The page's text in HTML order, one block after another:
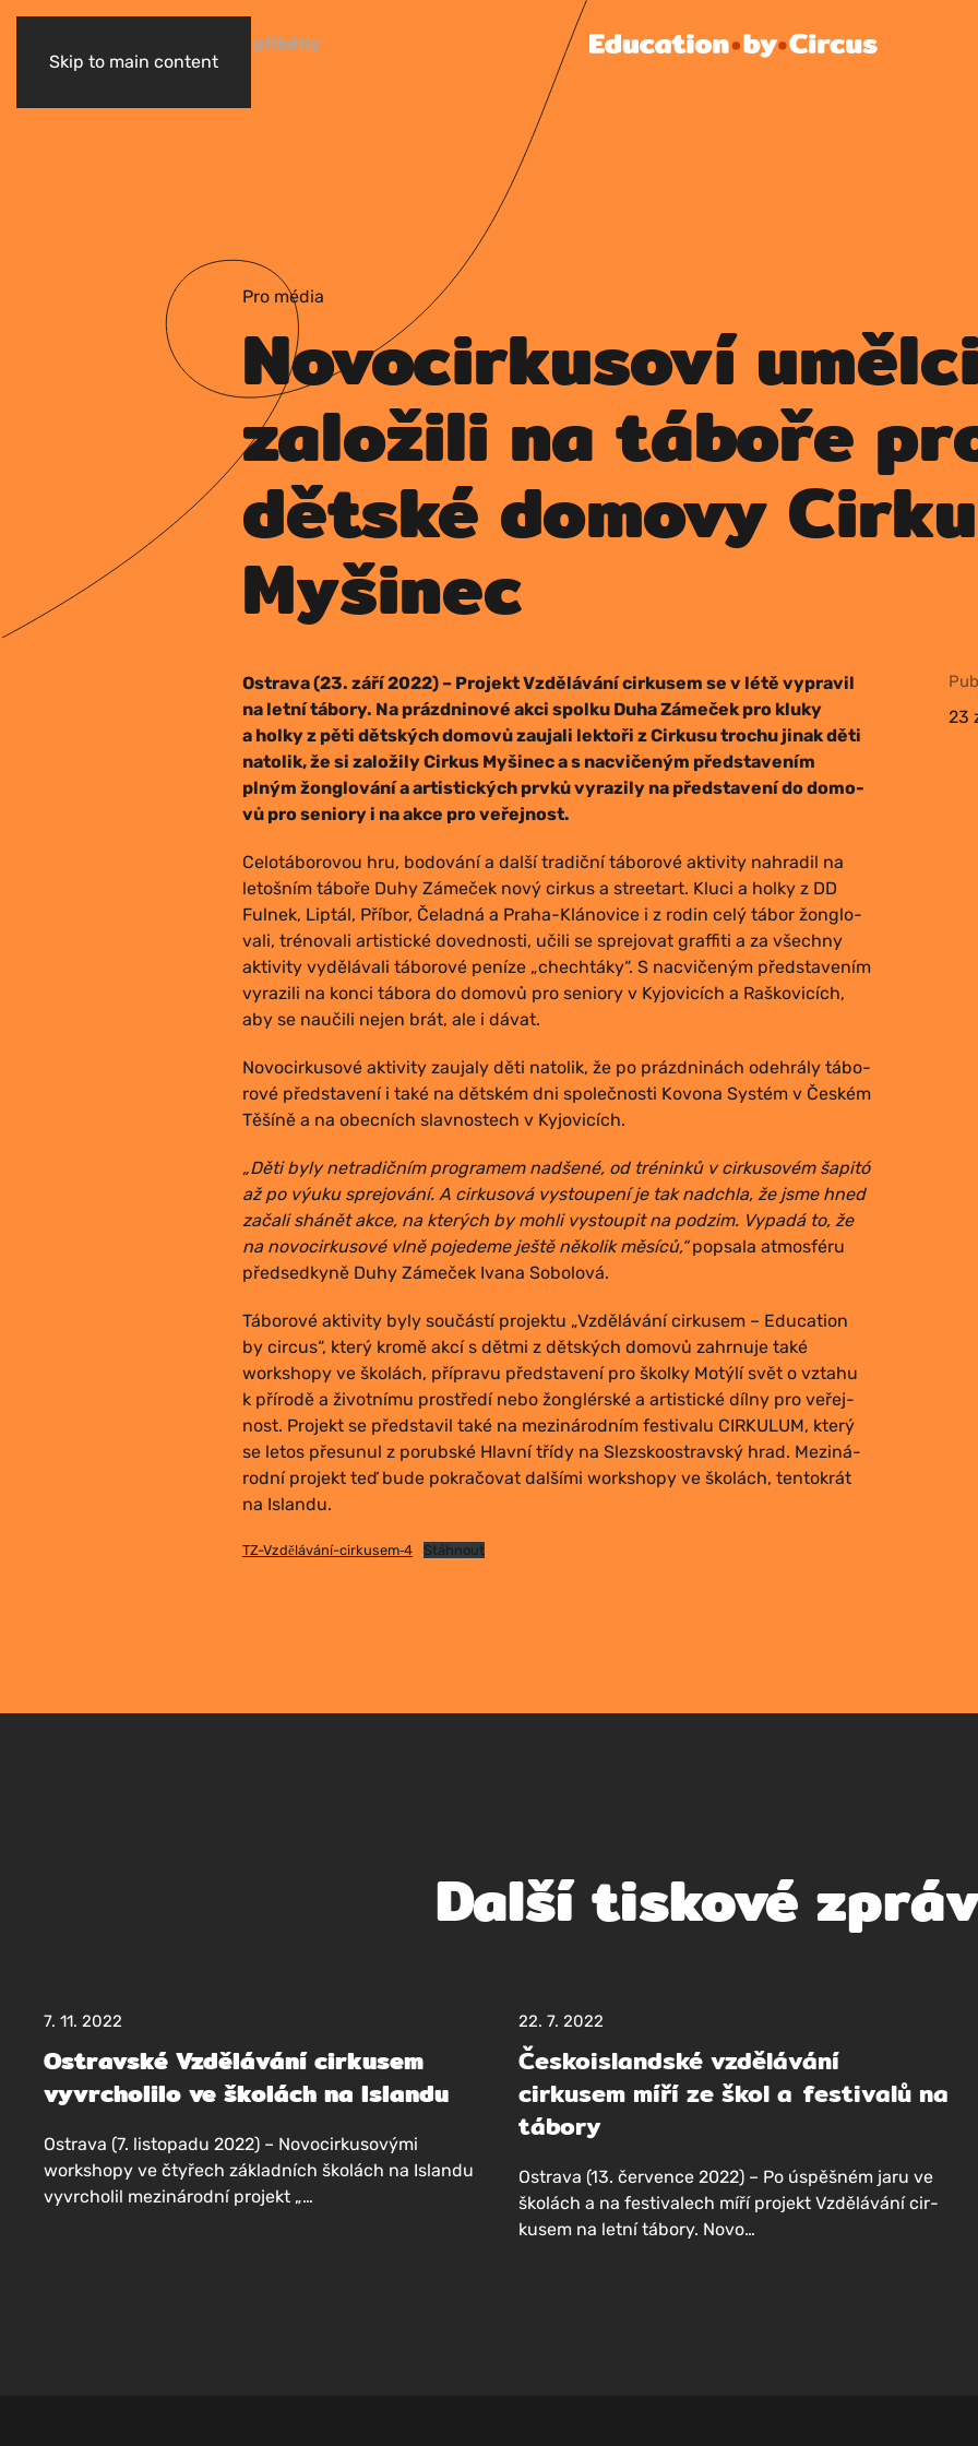
Skip to main content
Novinky a příběhy
Pro média
Novocirkusoví
založili na táboře
dětské domovy
Myšinec
Ost­ra­va (23. září 2022) – Pro­jekt Vzdě­lá­vá­ní cir­ku­sem se v létě vypra­vil
na let­ní tábo­ry. Na prázd­ni­no­vé akci spol­ku Duha Záme­ček pro klu­ky
a hol­ky z pěti dět­ských domo­vů zau­ja­li lek­to­ři z Cir­ku­su tro­chu jinak děti
nato­lik, že si zalo­ži­ly Cir­kus Myši­nec a s nacvi­če­ným před­sta­ve­ním
plným žong­lo­vá­ní a artis­tic­kých prv­ků vyra­zi­ly na před­sta­ve­ní do domo­
vů pro seni­o­ry i na akce pro veřejnost.
Celo­tá­bo­ro­vou hru, bodo­vá­ní a dal­ší tra­dič­ní tábo­ro­vé akti­vi­ty nahra­dil na
letoš­ním tábo­ře Duhy Záme­ček nový cir­kus a stree­tart. Klu­ci a hol­ky z DD
Ful­nek, Liptál, Pří­bor, Čelad­ná a Pra­ha-Klá­no­vi­ce i z rodin celý tábor žong­lo­
va­li, tré­no­va­li artis­tic­ké doved­nos­ti, uči­li se sprejo­vat graf­fi­ti a za všech­ny
akti­vi­ty vydě­lá­va­li tábo­ro­vé pení­ze „chech­tá­ky“. S nacvi­če­ným před­sta­ve­ním
vyra­zi­li na kon­ci tábo­ra do domo­vů pro seni­o­ry v Kyjo­vi­cích a Raš­ko­vi­cích,
aby se nau­či­li nejen brát, ale i dávat.
Novo­cir­ku­so­vé akti­vi­ty zau­ja­ly děti nato­lik, že po prázd­ni­nách ode­hrá­ly tábo­
ro­vé před­sta­ve­ní i také na dět­ském dni spo­leč­nos­ti Kovo­na Sys­tém v Čes­kém
Těší­ně a na obec­ních slav­nos­tech v Kyjovicích.
„Děti byly netra­dič­ním pro­gra­mem nad­še­né, od tré­nin­ků v cir­ku­so­vém šapi­tó
až po výu­ku sprejo­vá­ní. A cir­ku­so­vá vystou­pe­ní je tak nadchla, že jsme hned
zača­li shá­nět akce, na kte­rých by moh­li vystou­pit na pod­zim. Vypa­dá to, že
na novo­cir­ku­so­vé vlně poje­de­me ješ­tě něko­lik měsí­ců,“popsa­la atmo­sfé­ru
před­sed­ky­ně Duhy Záme­ček Iva­na Sobolová.
Tábo­ro­vé akti­vi­ty byly sou­čás­tí pro­jek­tu „Vzdě­lá­vá­ní cir­ku­sem – Edu­cati­on
by cir­cus“, kte­rý kro­mě akcí s dět­mi z dět­ských domo­vů zahr­nu­je také
worksho­py ve ško­lách, pří­pra­vu před­sta­ve­ní pro škol­ky Motý­lí svět o vzta­hu
k pří­ro­dě a život­ní­mu pro­stře­dí nebo žong­lér­ské a artis­tic­ké díl­ny pro veřej­
nost. Pro­jekt se před­sta­vil také na mezi­ná­rod­ním fes­ti­va­lu CIRKULUM, kte­rý
se letos pře­su­nul z porub­ské Hlav­ní tří­dy na Slez­sko­ostrav­ský hrad. Mezi­ná­
rod­ní pro­jekt teď bude pokra­čo­vat dal­ší­mi worksho­py ve ško­lách, ten­to­krát
na Islandu.
TZ-Vzdělávání-cirkusem‑4 Stáh­nout
23
Další tiskové
7. 11. 2022
Ostravské Vzdělávání cirkusem
vyvrcholilo ve školách na Islandu
Ost­ra­va (7. lis­to­pa­du 2022) – Novo­cir­ku­so­vý­mi
worksho­py ve čtyřech základ­ních ško­lách na Islan­du
vyvr­cho­lil mezi­ná­rod­ní projekt „…
22. 7. 2022
Českoislandské vzdělávání
cirkusem míří ze škol a festivalů na
tábory
Ost­ra­va (13. čer­ven­ce 2022) – Po úspěš­ném jaru ve
ško­lách a na fes­ti­va­lech míří pro­jekt Vzdě­lá­vá­ní cir­
ku­sem na let­ní tábo­ry. Novo…